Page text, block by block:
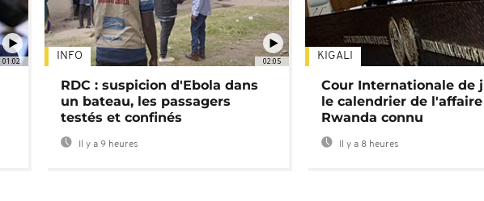
01:02 02:05
INFO
RDC : suspicion d'Ebola dans
un bateau, les passagers
testés et confinés
Il y a 9 heures
KIGALI
Cour Internationale de
le calendrier de l'affaire
Rwanda connu
Il y a 8 heures